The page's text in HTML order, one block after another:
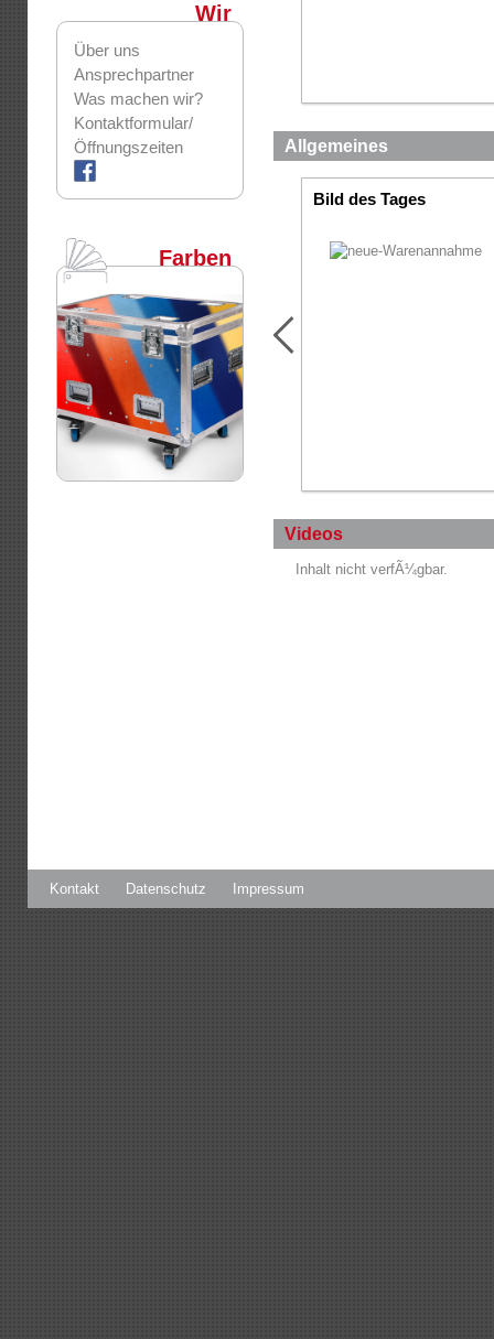
Wir
Über uns
Ansprechpartner
Was machen wir?
Kontaktformular/
Öffnungszeiten
Farben
Allgemeines
Bild des Tages
Videos
Inhalt nicht verfÃ¼gbar.
Kontakt Datenschutz Impressum